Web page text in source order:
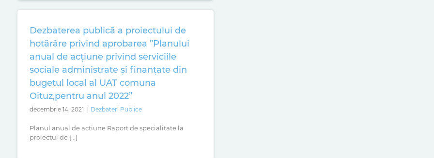
Dezbaterea publică a proiectului de
hotărâre privind aprobarea ”Planului
anual de acțiune privind serviciile
sociale administrate și finanțate din
bugetul local al UAT comuna
Oituz,pentru anul 2022”
decembrie 14, 2021 Dezbateri Publice
Planul anual de actiune Raport de specialitate la
proiectul de [...]